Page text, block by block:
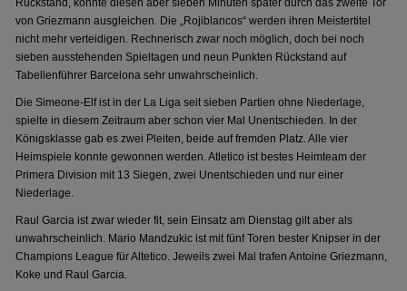
Rückstand, konnte diesen aber sieben Minuten später durch das zweite Tor
von Griezmann ausgleichen. Die „Rojiblancos“ werden ihren Meistertitel
nicht mehr verteidigen. Rechnerisch zwar noch möglich, doch bei noch
sieben ausstehenden Spieltagen und neun Punkten Rückstand auf
Tabellenführer Barcelona sehr unwahrscheinlich.
Die Simeone-Elf ist in der La Liga seit sieben Partien ohne Niederlage,
spielte in diesem Zeitraum aber schon vier Mal Unentschieden. In der
Königsklasse gab es zwei Pleiten, beide auf fremden Platz. Alle vier
Heimspiele konnte gewonnen werden. Atletico ist bestes Heimteam der
Primera Division mit 13 Siegen, zwei Unentschieden und nur einer
Niederlage.
Raul Garcia ist zwar wieder fit, sein Einsatz am Dienstag gilt aber als
unwahrscheinlich. Mario Mandzukic ist mit fünf Toren bester Knipser in der
Champions League für Altetico. Jeweils zwei Mal trafen Antoine Griezmann,
Koke und Raul Garcia.